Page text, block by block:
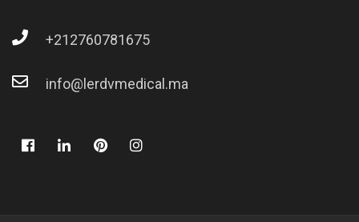
+212760781675
info@lerdvmedical.ma